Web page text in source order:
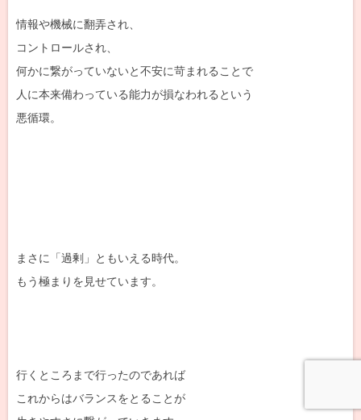
情報や機械に翻弄され、
コントロールされ、
何かに繋がっていないと不安に苛まれることで
人に本来備わっている能力が損なわれるという
悪循環。
まさに「過剰」ともいえる時代。
もう極まりを見せています。
行くところまで行ったのであれば
これからはバランスをとることが
メニュー